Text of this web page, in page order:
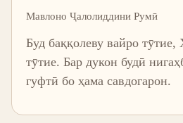
Мавлоно Ҷалолиддини Румӣ
Буд баққолеву вайро тӯтие,
тӯтие. Бар дукон будӣ
гуфтӣ бо ҳама савдогарон.